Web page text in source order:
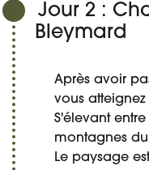
Jour 2 :
Bleymard
Après avoir
vous
S'élevant
montagnes
Le paysage